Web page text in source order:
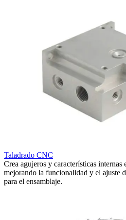
Taladrado CNC
Crea agujeros y características internas
mejorando la funcionalidad y el ajuste
para el ensamblaje.